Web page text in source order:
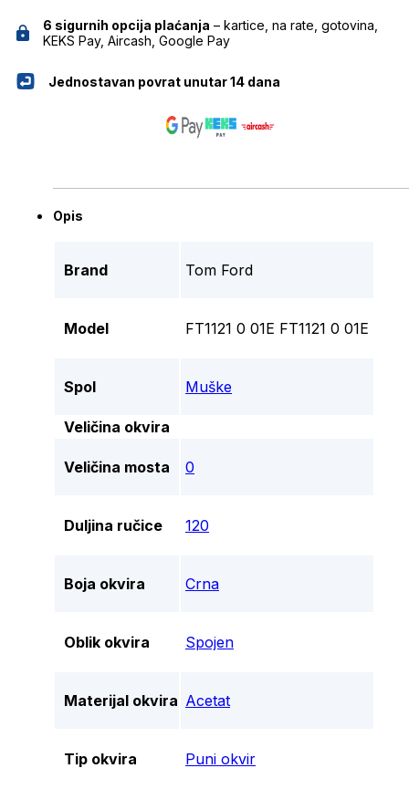
6 sigurnih opcija plaćanja – kartice, na rate, gotovina,
KEKS Pay, Aircash, Google Pay
Jednostavan povrat unutar 14 dana
Opis
Brand Tom Ford
Model FT1121 0 01E FT1121 0 01E
Spol Muške
Veličina okvira
Veličina mosta 0
Duljina ručice 120
Boja okvira Crna
Oblik okvira Spojen
Materijal okvira Acetat
Tip okvira Puni okvir